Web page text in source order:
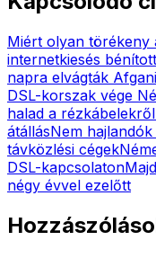
Miért olyan törékeny
internetkiesés
napra elvágták
DSL-korszak vége
halad a
átállásNem
távközlési cégek
DSL-kapcsolaton
négy évvel ezelőtt